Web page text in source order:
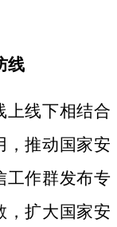
线
上线下相结合
，推动国家安
工作群发布专
，扩大国家安